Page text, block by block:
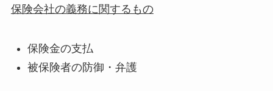
保険会社の義務に関するもの
保険金の支払
被保険者の防御・弁護